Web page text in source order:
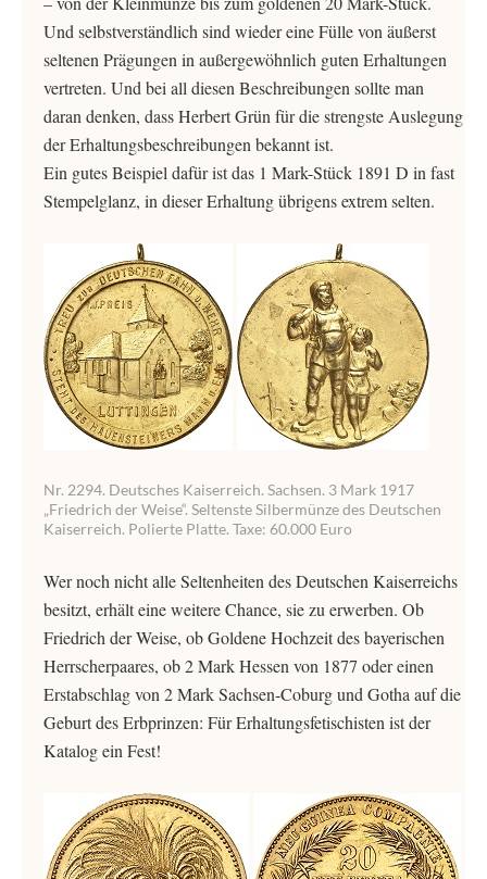
Und selbstverständlich sind wieder eine Fülle von äußerst
seltenen Prägungen in außergewöhnlich guten Erhaltungen
vertreten. Und bei all diesen Beschreibungen sollte man
daran denken, dass Herbert Grün für die strengste Auslegung
der Erhaltungsbeschreibungen bekannt ist.
Ein gutes Beispiel dafür ist das 1 Mark-Stück 1891 D in fast
Stempelglanz, in dieser Erhaltung übrigens extrem selten.
Nr. 2294. Deutsches Kaiserreich. Sachsen. 3 Mark 1917
„Friedrich der Weise“. Seltenste Silbermünze des Deutschen
Kaiserreich. Polierte Platte. Taxe: 60.000 Euro
Wer noch nicht alle Seltenheiten des Deutschen Kaiserreichs
besitzt, erhält eine weitere Chance, sie zu erwerben. Ob
Friedrich der Weise, ob Goldene Hochzeit des bayerischen
Herrscherpaares, ob 2 Mark Hessen von 1877 oder einen
Erstabschlag von 2 Mark Sachsen-Coburg und Gotha auf die
Geburt des Erbprinzen: Für Erhaltungsfetischisten ist der
Katalog ein Fest!